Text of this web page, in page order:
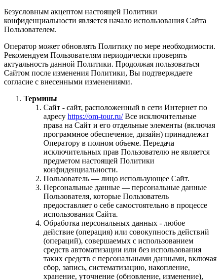
Безусловным акцептом настоящей Политики
конфиденциальности является начало использования Сайта
Пользователем.
Оператор может обновлять Политику по мере необходимости.
Рекомендуем Пользователям периодически проверять
актуальность данной Политики. Продолжая пользоваться
Сайтом после изменения Политики, Вы подтверждаете
согласие с внесенными изменениями.
Термины
Сайт - сайт, расположенный в сети Интернет по
адресу https://om-tour.ru/Все исключительные
права на Сайт и его отдельные элементы (включая
программное обеспечение, дизайн) принадлежат
Оператору в полном объеме. Передача
исключительных прав Пользователю не является
предметом настоящей Политики
конфиденциальности.
Пользователь — лицо использующее Сайт.
Персональные данные — персональные данные
Пользователя, которые Пользователь
предоставляет о себе самостоятельно в процессе
использования Сайта.
Обработка персональных данных - любое
действие (операция) или совокупность действий
(операций), совершаемых с использованием
средств автоматизации или без использования
таких средств с персональными данными, включая
сбор, запись, систематизацию, накопление,
хранение, уточнение (обновление, изменение),